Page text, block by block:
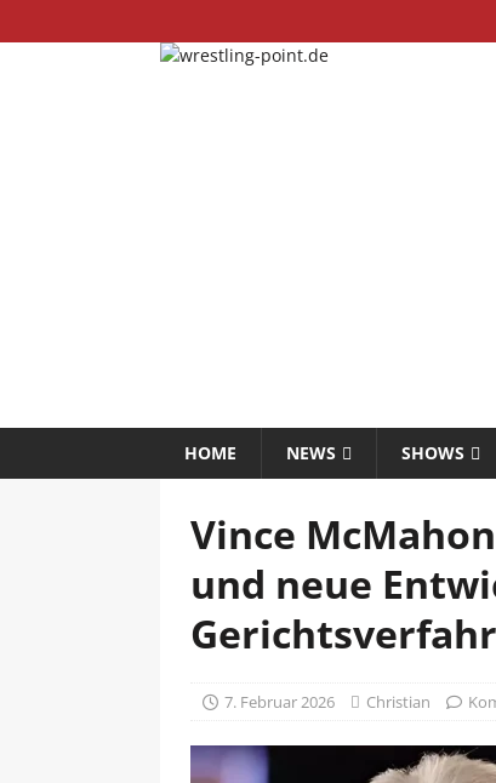
HOME NEWS SHOWS
Vince
und neue
7. Februar 2026 Christian